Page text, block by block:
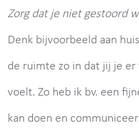
Zorg dat je niet gestoord
Denk bijvoorbeeld aan
de ruimte zo in dat jij je
voelt. Zo heb ik bv. een
kan doen en